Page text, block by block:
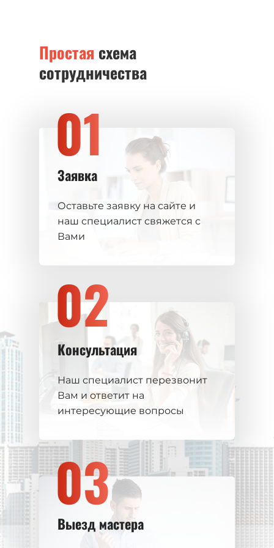
Простая схема
сотрудничества
Заявка
Оставьте заявку на сайте и
наш специалист свяжется с
Вами
Консультация
Наш специалист перезвонит
Вам и ответит на
интересующие вопросы
Выезд мастера
01
02
03